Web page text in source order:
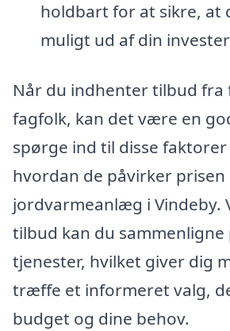
holdbart for at sikre, at
muligt ud af din
Når du indhenter tilbud fra
fagfolk, kan det være en
spørge ind til disse
hvordan de påvirker prisen
jordvarmeanlæg i Vindeby.
tilbud kan du sammenligne
tjenester, hvilket giver dig
træffe et informeret valg,
budget og dine behov.